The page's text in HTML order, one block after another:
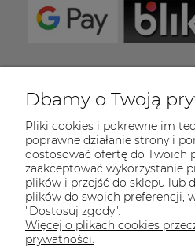
COULEUR
Zapraszamy do kontaktu
piątku w
Tel.:
512-
E-mail:
Zapisz się do
Dbamy o Twoją
Pliki cookies i pokrewne im
poprawne działanie strony i
dostosować ofertę do Twoich
zaakceptować wykorzystanie
plików i przejść do sklepu lub
plików do swoich preferencji,
"Dostosuj zgody".
Więcej o plikach cookies
prywatności.